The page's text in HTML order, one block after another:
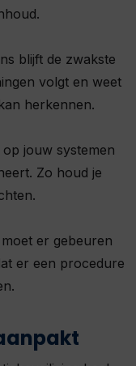
blijft de zwakste
volgt en weet
herkennen.
jouw systemen
Zo houd je
er gebeuren
er een procedure